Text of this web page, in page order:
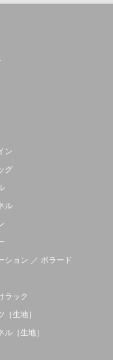
ン
グ
ル
ション ／ ボラード
ラック
［生地］
ル［生地］